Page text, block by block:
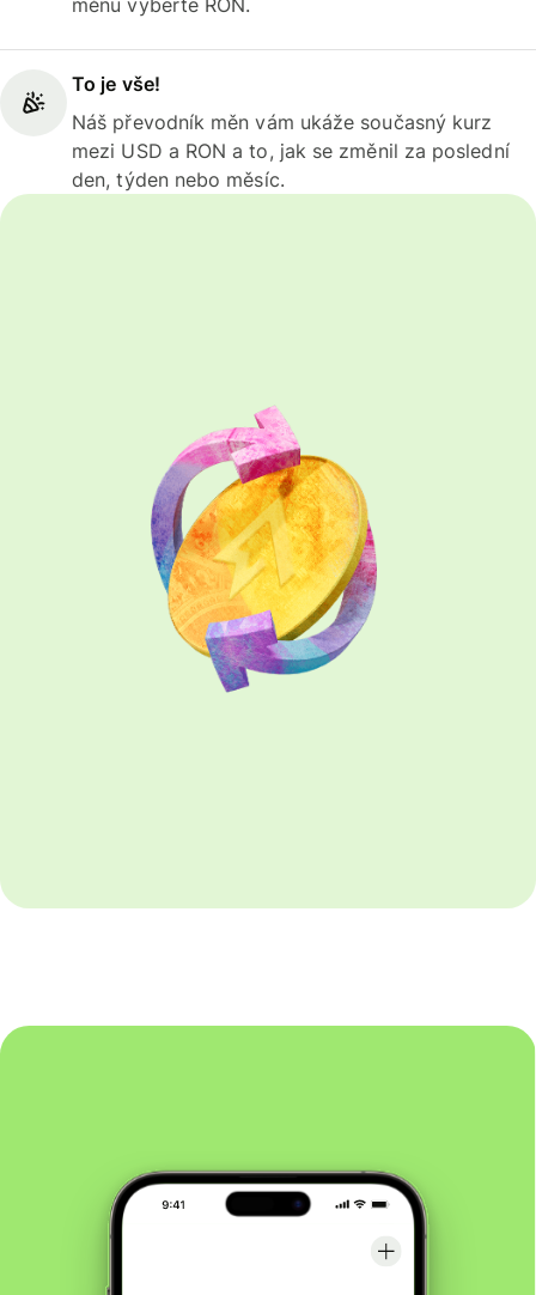
měnu vyberte RON.
To je vše!
Náš převodník měn vám ukáže současný kurz
mezi USD a RON a to, jak se změnil za poslední
den, týden nebo měsíc.